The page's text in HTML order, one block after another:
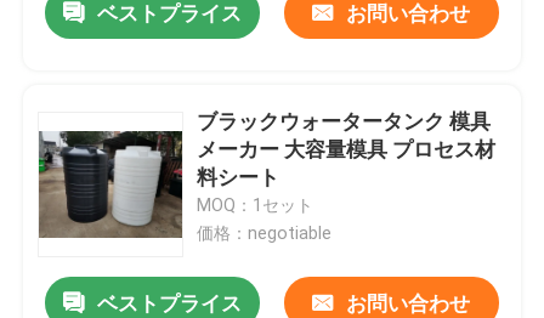
ベストプライス お問い合わせ
ブラックウォータータンク 模具
メーカー 大容量模具 プロセス材
料シート
MOQ：1セット
価格：negotiable
ベストプライス お問い合わせ